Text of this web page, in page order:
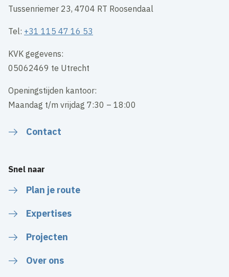
Tussenriemer 23, 4704 RT Roosendaal
Tel: +31 115 47 16 53
KVK gegevens:
05062469 te Utrecht
Openingstijden kantoor:
Maandag t/m vrijdag 7:30 – 18:00
Contact
Snel naar
Plan je route
Expertises
Projecten
Over ons